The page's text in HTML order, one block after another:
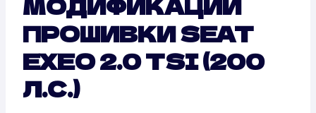
ПРОШИВКИ SEAT
EXEO 2.0 TSI (200
Л.С.)